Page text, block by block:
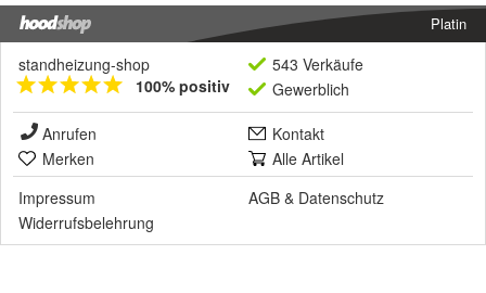
Platin
standheizung-shop
100% positiv
543 Verkäufe
Gewerblich
Anrufen
Kontakt
Merken
Alle Artikel
Impressum
AGB & Datenschutz
Widerrufsbelehrung